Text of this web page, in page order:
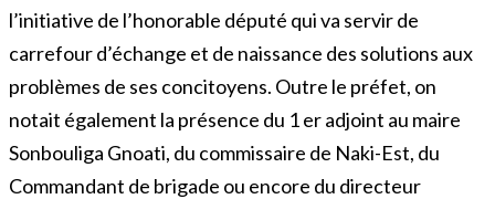
l’initiative de l’honorable député qui va servir de
carrefour d’échange et de naissance des solutions aux
problèmes de ses concitoyens. Outre le préfet, on
notait également la présence du 1 er adjoint au maire
Sonbouliga Gnoati, du commissaire de Naki-Est, du
Commandant de brigade ou encore du directeur